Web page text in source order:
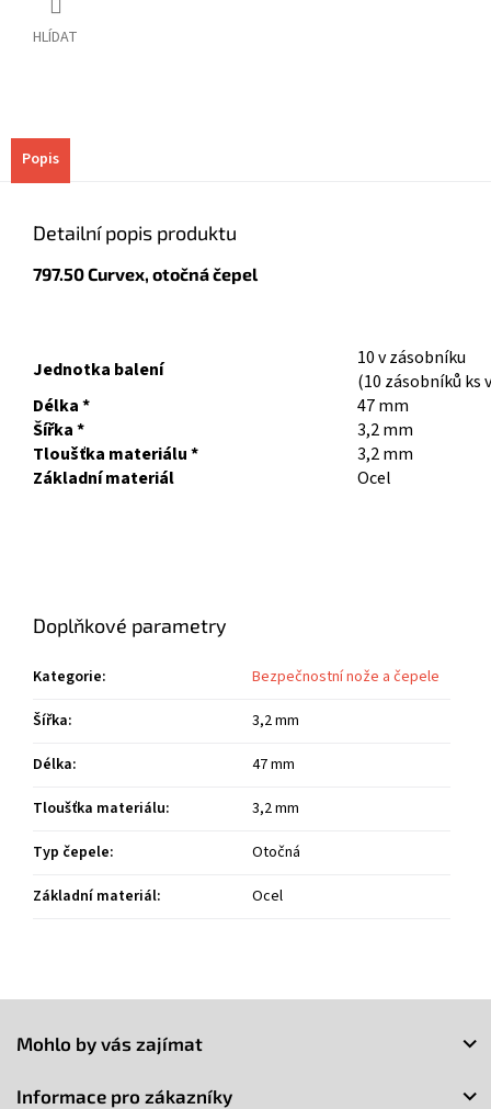
HLÍDAT
Popis
Detailní popis produktu
797.50 Curvex, otočná čepel
Jednotka balení
10 v zásobníku
(10 zásobníků ks
Délka *
47 mm
Šířka *
3,2 mm
Tloušťka materiálu *
3,2 mm
Základní materiál
Ocel
Doplňkové parametry
Kategorie:
Bezpečnostní nože a čepele
Šířka:
3,2 mm
Délka:
47 mm
Tloušťka materiálu:
3,2 mm
Typ čepele:
Otočná
Základní materiál: Ocel
Mohlo by vás zajímat
Informace pro zákazníky